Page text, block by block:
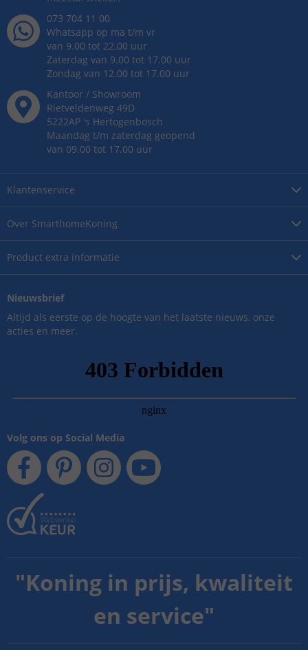
Over SmarthomeKoning
Product extra informatie
Klantenservice
073 704 11 00
Whatsapp op ma t/m vr
van 9.00 tot 22.00 uur
Zaterdag van 9.00 tot 17.00 uur
Zondag van 12.00 tot 17.00 uur
Kantoor / Showroom
Rietveldenweg 49D
5222AP 's Hertogenbosch
Maandag t/m zaterdag geopend
van 09.00 tot 17.00 uur
Nieuwsbrief
Altijd als eerste op de hoogte van het laatste nieuws, onze
acties en meer.
Volg ons op Social Media
"Koning in prijs, kwaliteit
en service"